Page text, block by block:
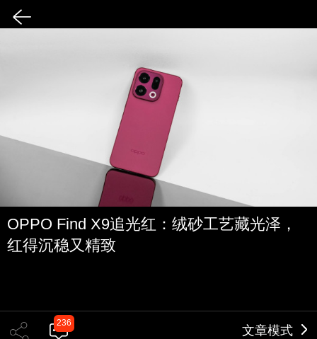
OPPO Find X9追光红：绒砂工艺藏光泽，
红得沉稳又精致
236
文章模式